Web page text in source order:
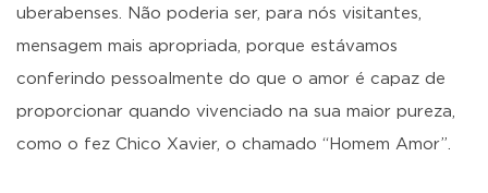
uberabenses. Não poderia ser, para nós visitantes,
mensagem mais apropriada, porque estávamos
conferindo pessoalmente do que o amor é capaz de
proporcionar quando vivenciado na sua maior pureza,
como o fez Chico Xavier, o chamado “Homem Amor”.